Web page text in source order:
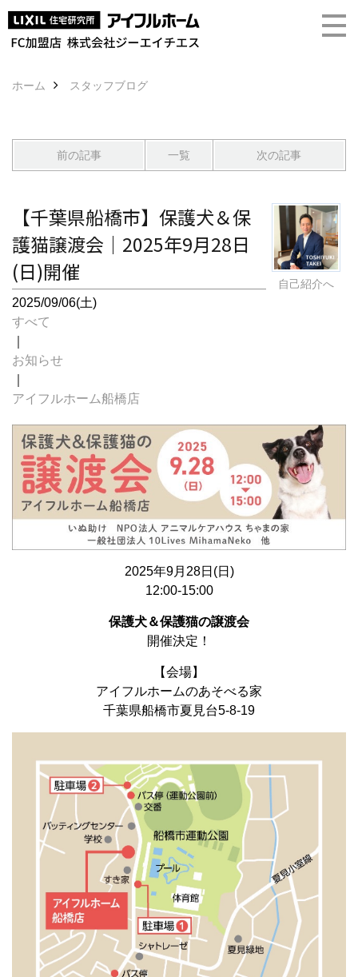
ホーム スタッフブログ
前の記事 一覧 次の記事
自己紹介へ
【千葉県船橋市】保護犬＆保
護猫譲渡会｜2025年9月28日
(日)開催
2025/09/06(土)
すべて
お知らせ
アイフルホーム船橋店
2025年9月28日(日)
12:00-15:00
保護犬＆保護猫の譲渡会
開催決定！
【会場】
アイフルホームのあそべる家
千葉県船橋市夏見台5-8-19